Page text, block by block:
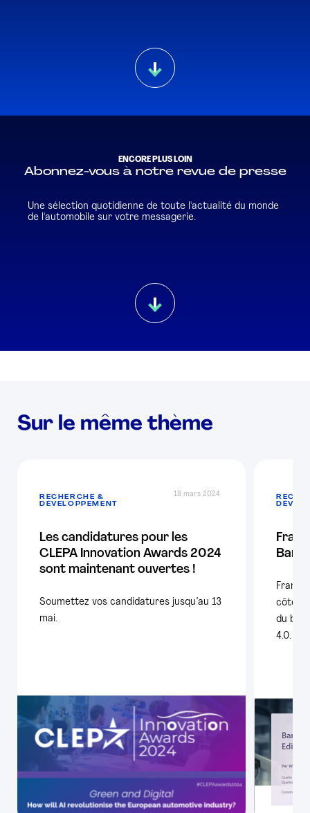
ENCORE PLUS LOIN
Abonnez-vous à notre revue de presse
Une sélection quotidienne de toute l'actualité du monde
de l'automobile sur votre messagerie.
Sur le même thème
RECHERCHE &
DÉVELOPPEMENT
18 mars 2024
Les candidatures pour les
CLEPA Innovation Awards 2024
sont maintenant ouvertes !
Soumettez vos candidatures jusqu’au 13
mai.
côtés
du
4.0.